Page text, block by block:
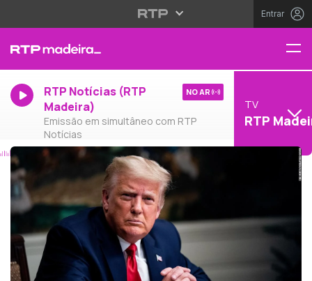
Entrar
RTP Notícias (RTP
Madeira)
Emissão em simultâneo com RTP
Notícias
NO AR
TV
RTP